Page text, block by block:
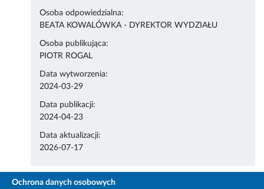
Osoba odpowiedzialna:
BEATA KOWALÓWKA - DYREKTOR WYDZIAŁU
Osoba publikująca:
PIOTR ROGAL
Data wytworzenia:
2024-03-29
Data publikacji:
2024-04-23
Data aktualizacji:
2026-07-17
Ochrona danych osobowych